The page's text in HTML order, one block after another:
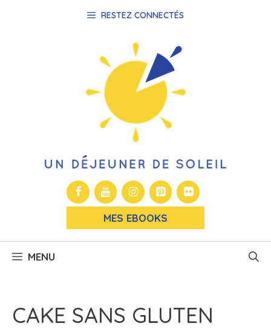
RESTEZ CONNECTÉS
MES EBOOKS
MENU
CAKE SANS GLUTEN